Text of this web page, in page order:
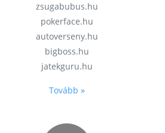
zsugabubus.hu
pokerface.hu
autoverseny.hu
bigboss.hu
jatekguru.hu
Tovább »